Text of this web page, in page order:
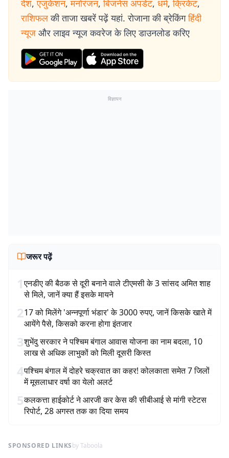
देश, एजुकेशन, मनोरंजन, बिजनेस अपडेट, धर्म, क्रिकेट,
राशिफल की ताजा खबरें पढ़ें यहां. रोजाना की ब्रेकिंग हिंदी
न्यूज और लाइव न्यूज कवरेज के लिए डाउनलोड करिए
विज्ञापन
जरूर पढ़ें
1एनडीए की बैठक से दूरी बनाने वाले टीएमसी के 3 सांसद अमित शाह
से मिले, जानें क्या हैं इसके मायने
217 को मिलेंगे 'अन्नपूर्णा भंडार' के 3000 रुपए, जानें किसके खाते में
आयेंगे पैसे, किसको करना होगा इंतजार
3शुभेंदु सरकार ने पश्चिम बंगाल आवास योजना का नाम बदला, 10
लाख से अधिक लाभुकों को मिली दूसरी किस्त
4पश्चिम बंगाल में दोहरे चक्रवात का कहर! कोलकाता समेत 7 जिलों
में मूसलाधार वर्षा का येलो अलर्ट
5कलकत्ता हाईकोर्ट ने आरजी कर केस की सीबीआई से मांगी स्टेटस
रिपोर्ट, 28 अगस्त तक का दिया समय
SPONSORED LINKSby Taboola